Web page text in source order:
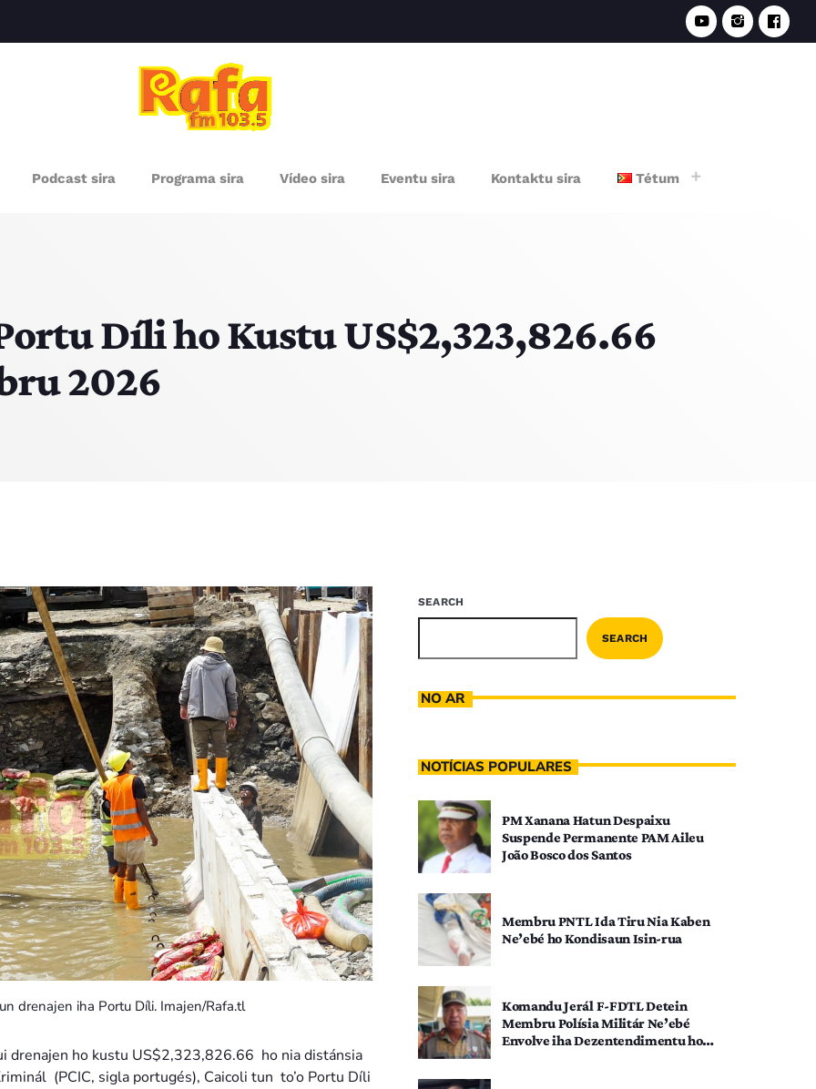
Podcast sira Programa sira Vídeo sira Eventu sira Kontaktu sira Tétum
Díli ho Kustu US$2,323,826.66
2026
drenajen iha Portu Díli. Imajen/Rafa.tl
drenajen ho kustu US$2,323,826.66 ho nia distánsia
(PCIC, sigla portugés), Caicoli tun to’o Portu Díli
SEARCH
SEARCH
NO AR
NOTÍCIAS POPULARES
PM Xanana Hatun Despaixu
Suspende Permanente PAM Aileu
João Bosco dos Santos
Membru PNTL Ida Tiru Nia Kaben
Ne’ebé ho Kondisaun Isin-rua
Komandu Jerál F-FDTL Detein
Membru Polísia Militár Ne’ebé
Envolve iha Dezentendimentu ho